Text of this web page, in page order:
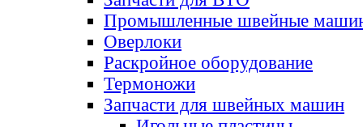
Промышленные швейные
Оверлоки
Раскройное оборудование
Термоножи
Запчасти для швейных машин